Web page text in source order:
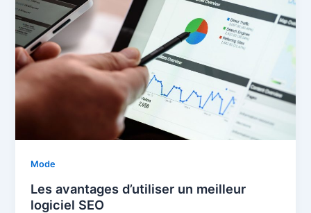
Mode
Les avantages d’utiliser un meilleur
logiciel SEO